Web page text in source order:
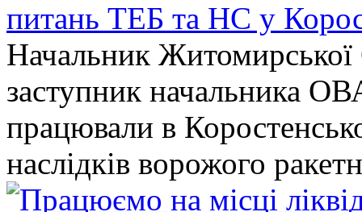
питань ТЕБ та НС у
Начальник
заступник начальника
працювали в
наслідків ворожого